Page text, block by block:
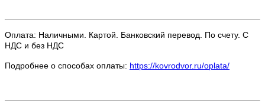
Оплата: Наличными. Картой. Банковский перевод. По счету. С
НДС и без НДС
Подробнее о способах оплаты: https://kovrodvor.ru/oplata/